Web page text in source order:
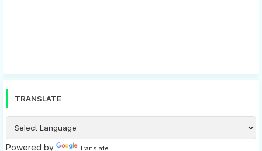
TRANSLATE
Powered by Translate